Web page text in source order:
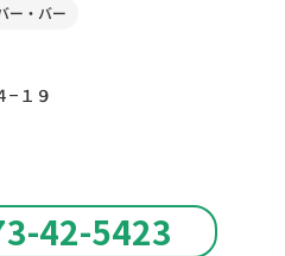
42-5423
ー・バー
−１９